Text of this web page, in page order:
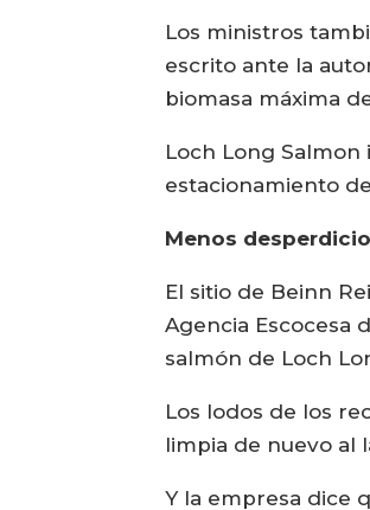
Los ministros
escrito ante la
biomasa máxima
Loch Long
estacionamiento
Menos desperdicio
El sitio de Beinn
Agencia Escocesa
salmón de Loch
Los lodos de los
limpia de nuevo al
Y la empresa dice